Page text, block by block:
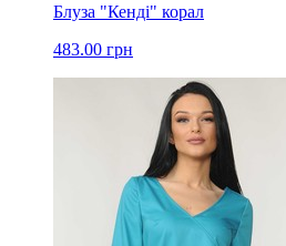
Блуза "Кенді" корал
483.00 грн